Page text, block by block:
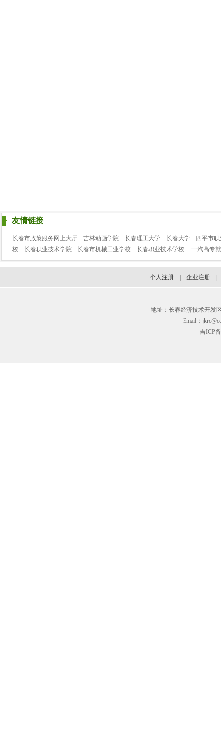
友情链接
长春市政策服务网上大厅 吉林动画学院 长春理工大学 长春大学
四平市
校
长春职业技术学院 长春市机械工业学校 长春职业技术学校 一汽高专
个人注册 企业注册
地址：长春经济技术开发
Email：
吉ICP